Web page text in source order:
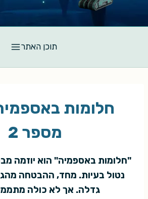
תוכן האתר
חלומות
מספר 2
"חלומות באספמיה" הוא יוזמה
נטול בעיות. מחד, ההבטחה
גדלה. אך לא כולה